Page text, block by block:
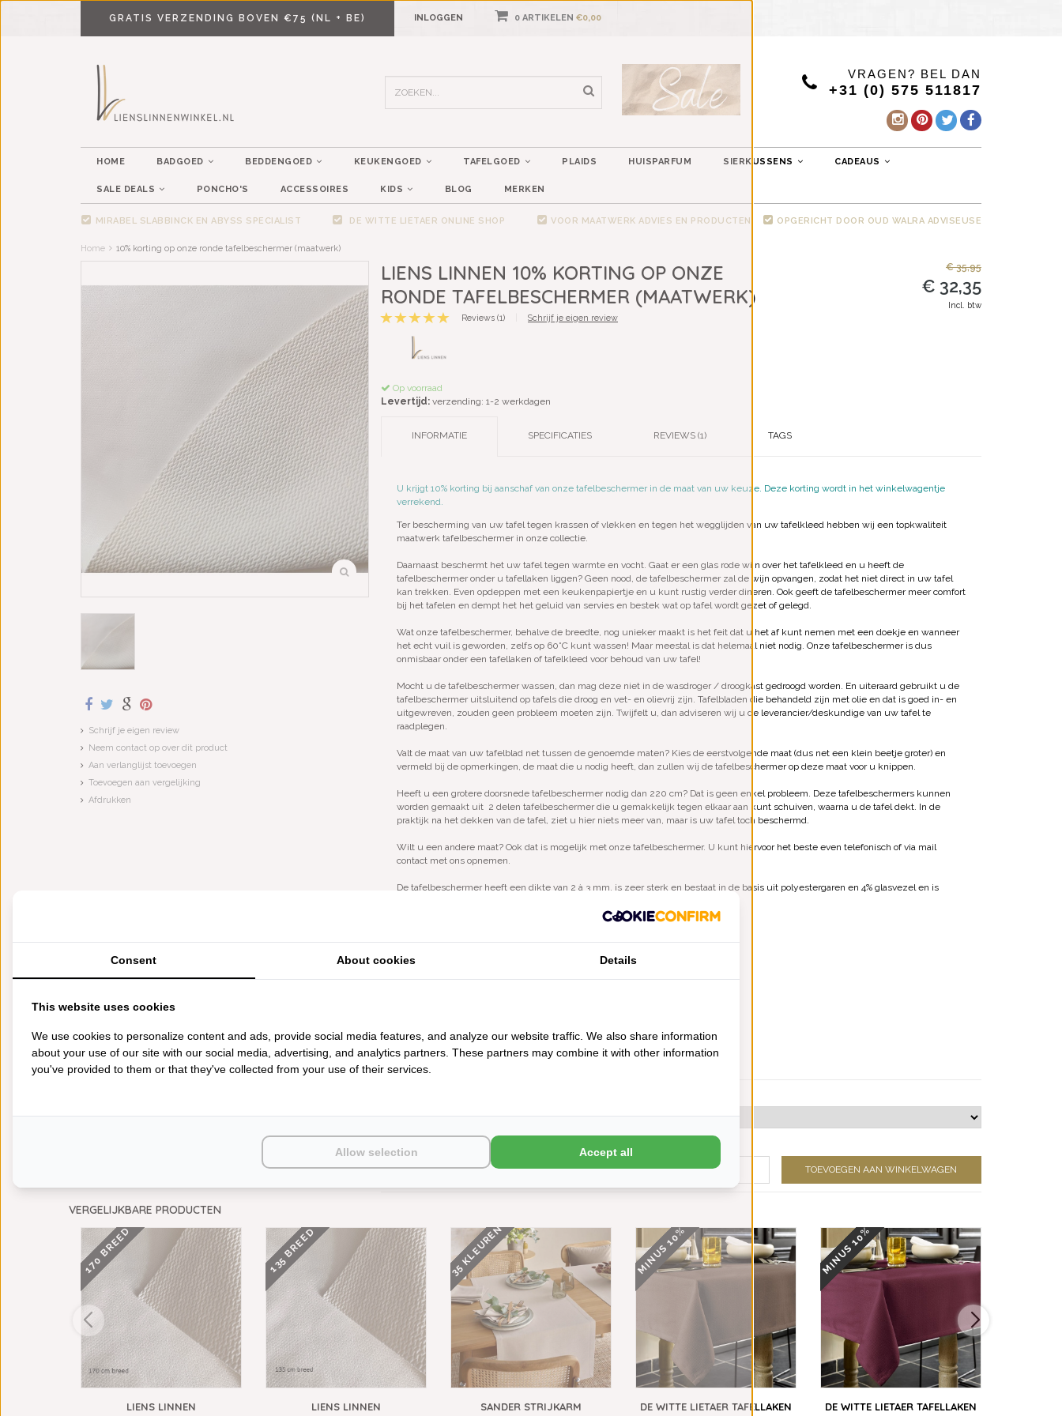
GRATIS VERZENDING BOVEN €75 (NL + BE) INLOGGEN 0 ARTIKELEN €0,00
VRAGEN? BEL DAN
+31 (0) 575 511817
HOME BADGOED BEDDENGOED KEUKENGOED TAFELGOED PLAIDS HUISPARFUM SIERKUSSENS CADEAUS
SALE DEALS PONCHO'S ACCESSOIRES KIDS BLOG MERKEN
MIRABEL SLABBINCK EN ABYSS SPECIALIST DE WITTE LIETAER ONLINE SHOP VOOR MAATWERK ADVIES EN PRODUCTEN OPGERICHT DOOR OUD WALRA ADVISEUSE
Home 10% korting op onze ronde tafelbeschermer (maatwerk)
Schrijf je eigen review
Neem contact op over dit product
Aan verlanglijst toevoegen
Toevoegen aan vergelijking
Afdrukken
LIENS LINNEN 10% KORTING OP ONZE
RONDE TAFELBESCHERMER (MAATWERK)
Reviews (1) Schrijf je eigen review
€ 35,95
€ 32,35
Incl. btw
Op voorraad
Levertijd: verzending: 1-2 werkdagen
INFORMATIE SPECIFICATIES REVIEWS (1) TAGS
U krijgt 10% korting bij aanschaf van onze tafelbeschermer in de maat van uw keuze. Deze korting wordt in het winkelwagentje
verrekend.
Ter bescherming van uw tafel tegen krassen of vlekken en tegen het wegglijden van uw tafelkleed hebben wij een topkwaliteit
maatwerk tafelbeschermer in onze collectie.
Daarnaast beschermt het uw tafel tegen warmte en vocht. Gaat er een glas rode wijn over het tafelkleed en u heeft de
tafelbeschermer onder u tafellaken liggen? Geen nood, de tafelbeschermer zal de wijn opvangen, zodat het niet direct in uw tafel
kan trekken. Even opdeppen met een keukenpapiertje en u kunt rustig verder dineren. Ook geeft de tafelbeschermer meer comfort
bij het tafelen en dempt het het geluid van servies en bestek wat op tafel wordt gezet of gelegd.
Wat onze tafelbeschermer, behalve de breedte, nog unieker maakt is het feit dat u het af kunt nemen met een doekje en wanneer
het echt vuil is geworden, zelfs op 60˚C kunt wassen! Maar meestal is dat helemaal niet nodig. Onze tafelbeschermer is dus
onmisbaar onder een tafellaken of tafelkleed voor behoud van uw tafel!
Mocht u de tafelbeschermer wassen, dan mag deze niet in de wasdroger / droogkast gedroogd worden. En uiteraard gebruikt u de
tafelbeschermer uitsluitend op tafels die droog en vet- en olievrij zijn. Tafelbladen die behandeld zijn met olie en dat is goed in- en
uitgewreven, zouden geen probleem moeten zijn. Twijfelt u, dan adviseren wij u de leverancier/deskundige van uw tafel te
raadplegen.
Valt de maat van uw tafelblad net tussen de genoemde maten? Kies de eerstvolgende maat (dus net een klein beetje groter) en
vermeld bij de opmerkingen, de maat die u nodig heeft, dan zullen wij de tafelbeschermer op deze maat voor u knippen.
Heeft u een grotere doorsnede tafelbeschermer nodig dan 220 cm? Dat is geen enkel probleem. Deze tafelbeschermers kunnen
worden gemaakt uit 2 delen tafelbeschermer die u gemakkelijk tegen elkaar aan kunt schuiven, waarna u de tafel dekt. In de
praktijk na het dekken van de tafel, ziet u hier niets meer van, maar is uw tafel toch beschermd.
Wilt u een andere maat? Ook dat is mogelijk met onze tafelbeschermer. U kunt hiervoor het beste even telefonisch of via mail
contact met ons opnemen.
De tafelbeschermer heeft een dikte van 2 à 3 mm, is zeer sterk en bestaat in de basis uit polyestergaren en 4% glasvezel en is
TOEVOEGEN AAN WINKELWAGEN
VERGELIJKBARE PRODUCTEN
170 BREED
LIENS LINNEN
135 BREED
LIENS LINNEN
35 KLEUREN
SANDER STRIJKARM
MINUS 10%
DE WITTE LIETAER TAFELLAKEN
MINUS 10%
DE WITTE LIETAER TAFELLAKEN
Consent About cookies Details
This website uses cookies
We use cookies to personalize content and ads, provide social media features, and analyze our website traffic. We also share information
about your use of our site with our social media, advertising, and analytics partners. These partners may combine it with other information
you've provided to them or that they've collected from your use of their services.
Allow selection Accept all